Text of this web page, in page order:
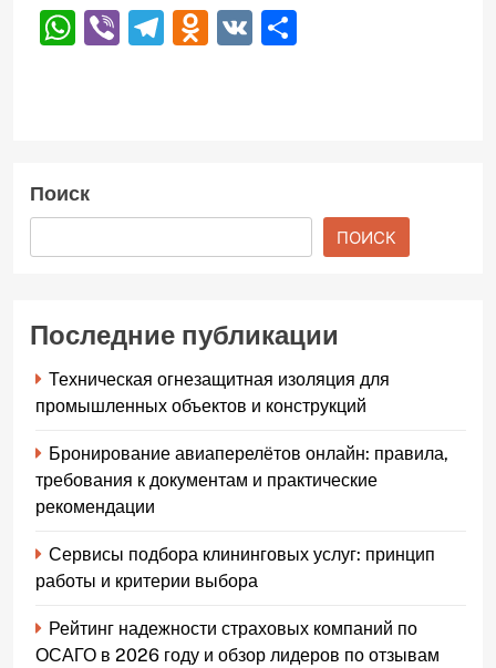
WhatsApp
ViberTelegram
Odnoklassniki
VK
Поиск
ПОИСК
Последние публикации
Техническая огнезащитная изоляция для
промышленных объектов и конструкций
Бронирование авиаперелётов онлайн: правила,
требования к документам и практические
рекомендации
Сервисы подбора клининговых услуг: принцип
работы и критерии выбора
Рейтинг надежности страховых компаний по
ОСАГО в 2026 году и обзор лидеров по отзывам